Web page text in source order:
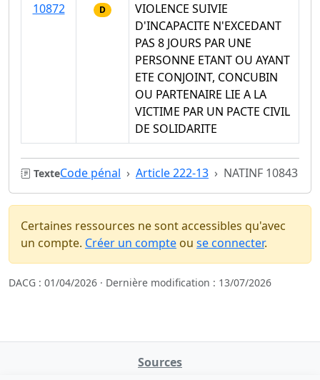
10872
D
VIOLENCE SUIVIE
D'INCAPACITE N'EXCEDANT
PAS 8 JOURS PAR UNE
PERSONNE ETANT OU AYANT
ETE CONJOINT, CONCUBIN
OU PARTENAIRE LIE A LA
VICTIME PAR UN PACTE CIVIL
DE SOLIDARITE
TexteCode pénal Article 222-13 NATINF 10843
Certaines ressources ne sont accessibles qu'avec
un compte. Créer un compte ou se connecter.
DACG : 01/04/2026 · Dernière modification : 13/07/2026
Sources